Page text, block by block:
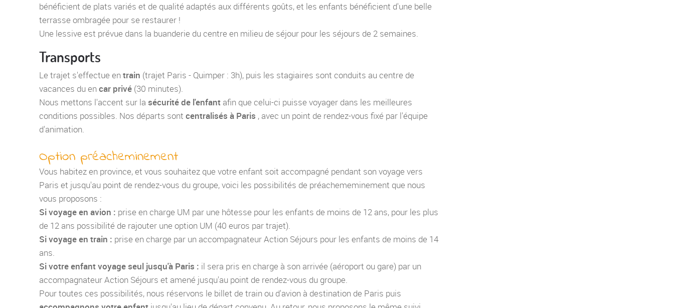
bénéficient de plats variés et de qualité adaptés aux différents goûts, et les enfants bénéficient d'une belle
terrasse ombragée pour se restaurer !
Une lessive est prévue dans la buanderie du centre en milieu de séjour pour les séjours de 2 semaines.
Transports
Le trajet s'effectue entrain (trajet Paris - Quimper : 3h), puis les stagiaires sont conduits au centre de
vacances du encar privé (30 minutes).
Nous mettons l'accent sur la sécurité de l'enfant afin que celui-ci puisse voyager dans les meilleures
conditions possibles. Nos départs sont centralisés à Paris , avec un point de rendez-vous fixé par l'équipe
d'animation.
Option préacheminement
Vous habitez en province, et vous souhaitez que votre enfant soit accompagné pendant son voyage vers
Paris et jusqu'au point de rendez-vous du groupe, voici les possibilités de préachememinement que nous
vous proposons :
Si voyage en avion : prise en charge UM par une hôtesse pour les enfants de moins de 12 ans, pour les plus
de 12 ans possibilité de rajouter une option UM (40 euros par trajet).
Si voyage en train : prise en charge par un accompagnateur Action Séjours pour les enfants de moins de 14
ans.
Si votre enfant voyage seul jusqu'à Paris : il sera pris en charge à son arrivée (aéroport ou gare) par un
accompagnateur Action Séjours et amené jusqu'au point de rendez-vous du groupe.
Pour toutes ces possibilités, nous réservons le billet de train ou d'avion à destination de Paris puis